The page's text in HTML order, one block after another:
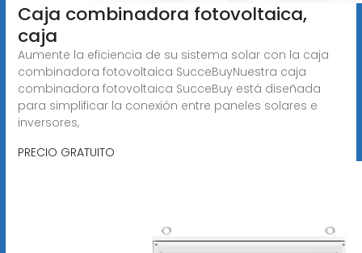
Caja combinadora fotovoltaica,
caja
Aumente la eficiencia de su sistema solar con la caja
combinadora fotovoltaica SucceBuyNuestra caja
combinadora fotovoltaica SucceBuy está diseñada
para simplificar la conexión entre paneles solares e
inversores,
PRECIO GRATUITO